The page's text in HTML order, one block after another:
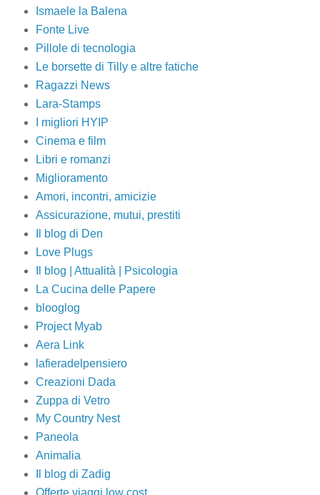
Ismaele la Balena
Fonte Live
Pillole di tecnologia
Le borsette di Tilly e altre fatiche
Ragazzi News
Lara-Stamps
I migliori HYIP
Cinema e film
Libri e romanzi
Miglioramento
Amori, incontri, amicizie
Assicurazione, mutui, prestiti
Il blog di Den
Love Plugs
Il blog | Attualità | Psicologia
La Cucina delle Papere
blooglog
Project Myab
Aera Link
lafieradelpensiero
Creazioni Dada
Zuppa di Vetro
My Country Nest
Paneola
Animalia
Il blog di Zadig